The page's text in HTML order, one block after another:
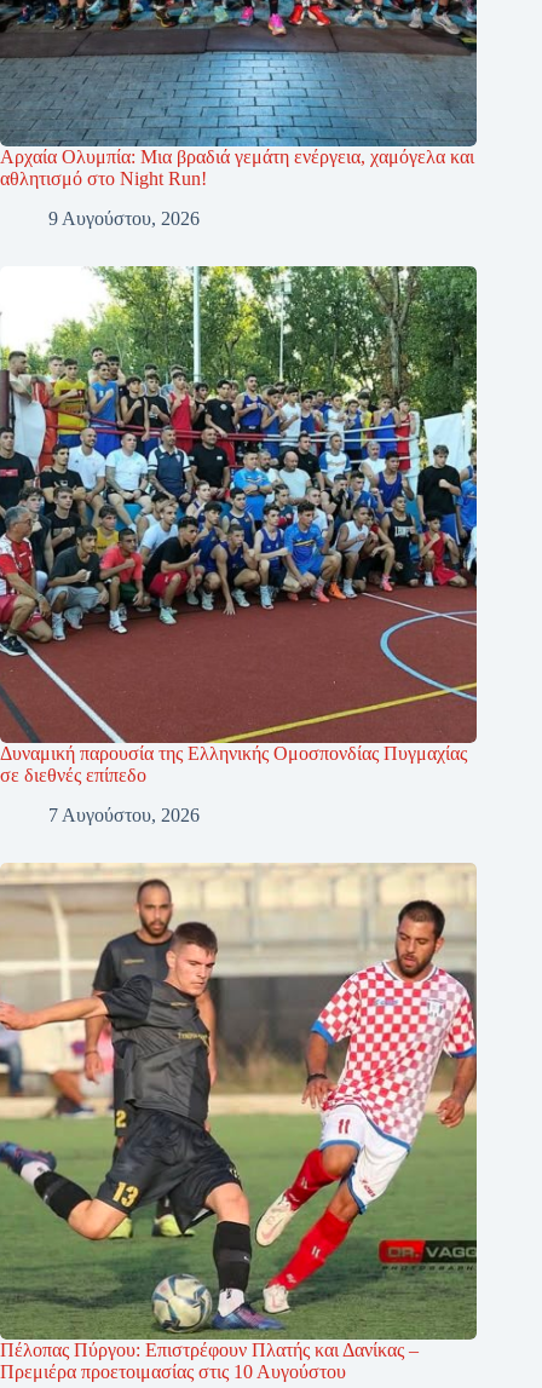
Αρχαία Ολυμπία: Μια βραδιά γεμάτη ενέργεια, χαμόγελα και
αθλητισμό στο Night Run!
9 Αυγούστου, 2026
Δυναμική παρουσία της Ελληνικής Ομοσπονδίας Πυγμαχίας
σε διεθνές επίπεδο
7 Αυγούστου, 2026
Πέλοπας Πύργου: Επιστρέφουν Πλατής και Δανίκας –
Πρεμιέρα προετοιμασίας στις 10 Αυγούστου